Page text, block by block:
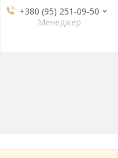
+380 (95) 251-09-50
Менеджер